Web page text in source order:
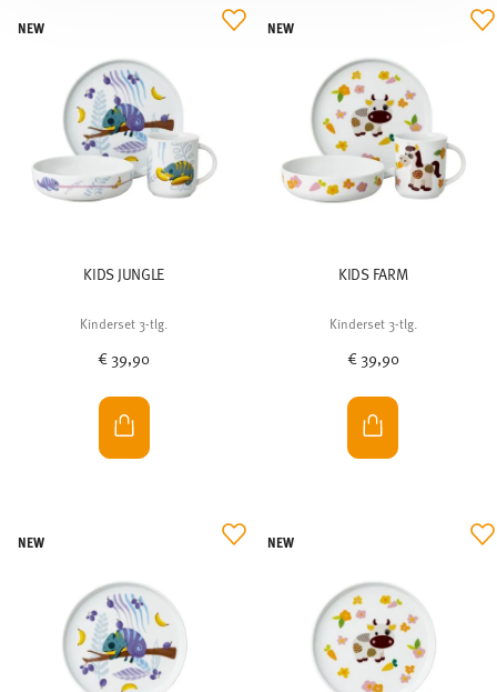
KIDS JUNGLE
Kinderset 3-tlg.
€ 39,90
NEW
KIDS FARM
Kinderset 3-tlg.
€ 39,90
NEW
NEW NEW